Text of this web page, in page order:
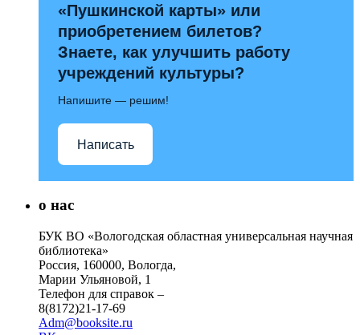
«Пушкинской карты» или
приобретением билетов?
Знаете, как улучшить работу
учреждений культуры?
Напишите — решим!
Написать
о нас
БУК ВО «Вологодская областная универсальная научная
библиотека»
Россия, 160000, Вологда,
Марии Ульяновой, 1
Телефон для справок –
8(8172)21-17-69
Adm@booksite.ru